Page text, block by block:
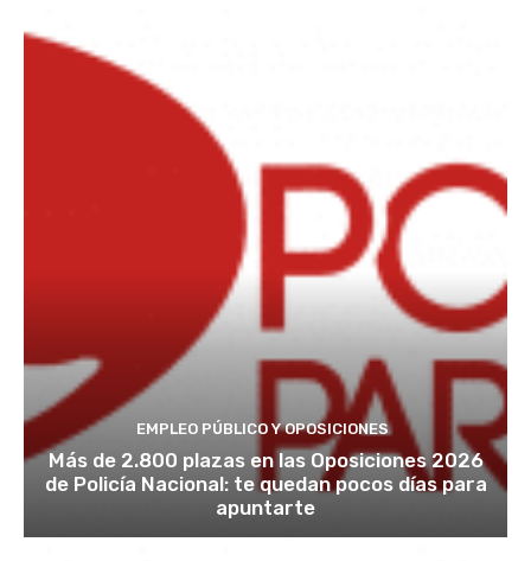
EMPLEO PÚBLICO Y OPOSICIONES
Más de 2.800 plazas en las Oposiciones 2026
de Policía Nacional: te quedan pocos días para
apuntarte